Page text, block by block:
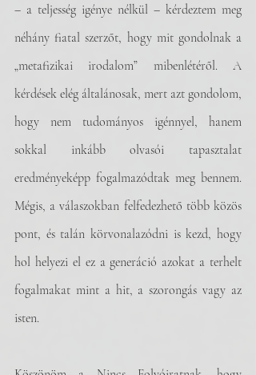
– a teljesség igénye nélkül – kérdeztem meg
néhány fiatal szerzőt, hogy mit gondolnak a
„metafizikai irodalom” mibenlétéről. A
kérdések elég általánosak, mert azt gondolom,
hogy nem tudományos igénnyel, hanem
sokkal inkább olvasói tapasztalat
eredményeképp fogalmazódtak meg bennem.
Mégis, a válaszokban felfedezhető több közös
pont, és talán körvonalazódni is kezd, hogy
hol helyezi el ez a generáció azokat a terhelt
fogalmakat mint a hit, a szorongás vagy az
isten.